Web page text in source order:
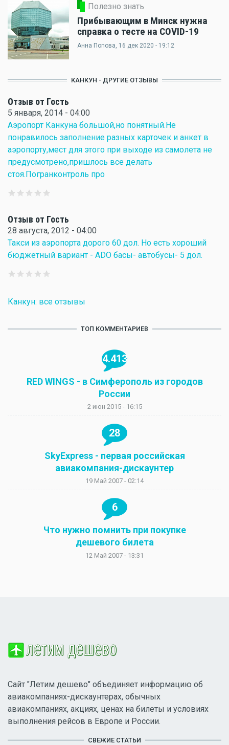
Полезно знать
Прибывающим в Минск нужна
справка о тесте на COVID-19
Анна Попова, 16 дек 2020 - 19:12
КАНКУН - ДРУГИЕ ОТЗЫВЫ
Отзыв от Гость
5 января, 2014 - 04:00
Аэропорт Канкуна большой,но понятный.Не
понравилось заполнение разных карточек и анкет в
аэропорту,мест для этого при выходе из самолета не
предусмотрено,пришлось все делать
стоя.Погранконтроль про
Отзыв от Гость
28 августа, 2012 - 04:00
Такси из аэропорта дорого 60 дол. Но есть хороший
бюджетный вариант - ADO басы- автобусы- 5 дол.
Канкун: все отзывы
ТОП КОММЕНТАРИЕВ
4.413
RED WINGS - в Симферополь из городов
России
2 июн 2015 - 16:15
28
SkyExpress - первая российская
авиакомпания-дискаунтер
19 Май 2007 - 02:14
6
Что нужно помнить при покупке
дешевого билета
12 Май 2007 - 13:31
Сайт "Летим дешево" объединяет информацию об
авиакомпаниях-дискаунтерах, обычных
авиакомпаниях, акциях, ценах на билеты и условиях
выполнения рейсов в Европе и России.
СВЕЖИЕ СТАТЬИ